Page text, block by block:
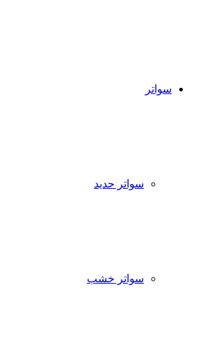
سواتر
سواتر حديد
سواتر خشب